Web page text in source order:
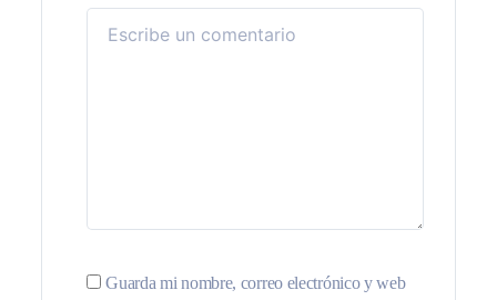
Guarda mi nombre, correo electrónico y web